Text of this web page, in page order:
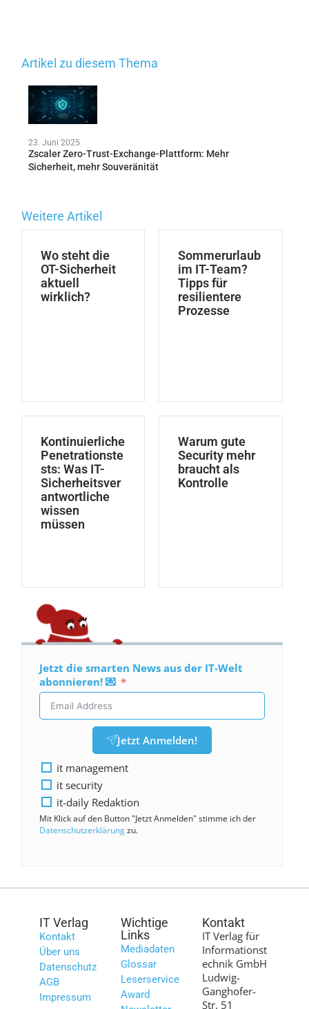
Artikel zu diesem Thema
23. Juni 2025
Zscaler Zero-Trust-Exchange-Plattform: Mehr
Sicherheit, mehr Souveränität
Weitere Artikel
Wo steht die
OT-Sicherheit
aktuell
wirklich?
Sommerurlaub
im IT-Team?
Tipps für
resilientere
Prozesse
Kontinuierliche
Penetrationste
sts: Was IT-
Sicherheitsver
antwortliche
wissen
müssen
Warum gute
Security mehr
braucht als
Kontrolle
Jetzt die smarten News aus der IT-Welt
abonnieren! 💌
Jetzt Anmelden!
it management
it security
it-daily Redaktion
Mit Klick auf den Button "Jetzt Anmelden" stimme ich der
Datenschutzerklärungzu.
IT Verlag
Kontakt
Über uns
Datenschutz
AGB
Impressum
Wichtige
Links
Mediadaten
Glossar
Leserservice
Award
Kontakt
IT Verlag für
Informationst
echnik GmbH
Ludwig-
Ganghofer-
Str. 51